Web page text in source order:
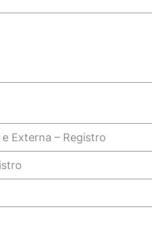
Externa – Registro